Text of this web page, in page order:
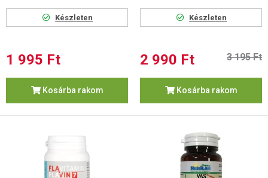
Készleten
1 995 Ft
Kosárba rakom
Készleten
2 990 Ft 3 195 Ft
Kosárba rakom